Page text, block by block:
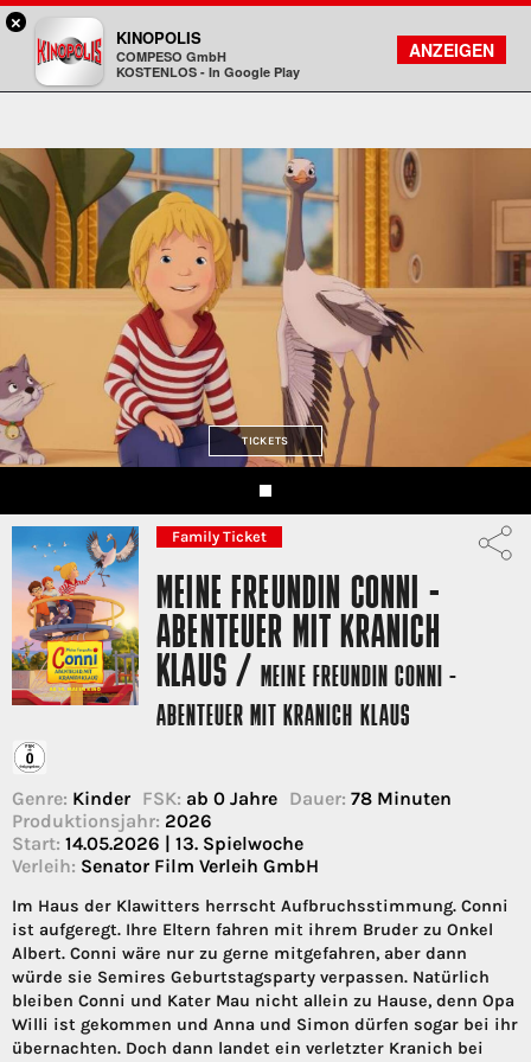
Kinopolis
FILMSUCHE
KONTO
TICKETS
Family Ticket
MEINE FREUNDIN CONNI -
ABENTEUER MIT KRANICH
KLAUS /MEINE FREUNDIN CONNI -
ABENTEUER MIT KRANICH KLAUS
Genre: Kinder FSK: ab 0 Jahre Dauer: 78 Minuten
Produktionsjahr: 2026
Start: 14.05.2026 | 13. Spielwoche
Verleih: Senator Film Verleih GmbH
Im Haus der Klawitters herrscht Aufbruchsstimmung. Conni
ist aufgeregt. Ihre Eltern fahren mit ihrem Bruder zu Onkel
Albert. Conni wäre nur zu gerne mitgefahren, aber dann
würde sie Semires Geburtstagsparty verpassen. Natürlich
bleiben Conni und Kater Mau nicht allein zu Hause, denn Opa
Willi ist gekommen und Anna und Simon dürfen sogar bei ihr
übernachten. Doch dann landet ein verletzter Kranich bei
×
KINOPOLIS
COMPESO GmbH
KOSTENLOS - In Google Play
ANZEIGEN